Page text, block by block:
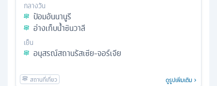
กลางวัน
ป้อมอันนานูรี
อ่างเก็บน้ำซินวาลี
เย็น
อนุสรณ์สถานรัสเซีย-จอร์เจีย
ดูรูปเพิ่มเติม